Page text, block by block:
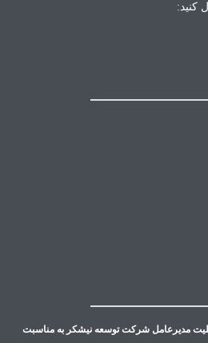
کنید:
مدیرعامل شرکت توسعه نیشکر به مناسبت